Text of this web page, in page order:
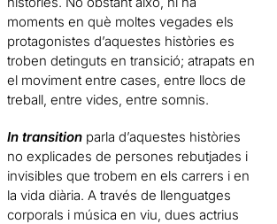
moments en què moltes vegades els
protagonistes d’aquestes històries es
troben detinguts en transició; atrapats en
el moviment entre cases, entre llocs de
treball, entre vides, entre somnis.
In transition parla d’aquestes històries
no explicades de persones rebutjades i
invisibles que trobem en els carrers i en
la vida diària. A través de llenguatges
corporals i música en viu, dues actrius